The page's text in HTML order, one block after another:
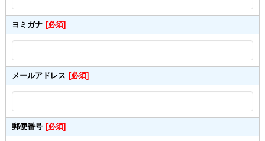
ヨミガナ [必須]
メールアドレス [必須]
郵便番号 [必須]